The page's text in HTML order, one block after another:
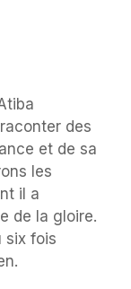
des
et de sa
les
il a
de la gloire.
six fois